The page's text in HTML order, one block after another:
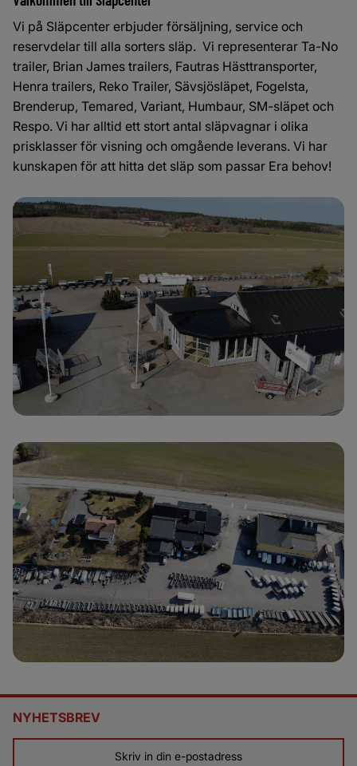
Vi på Släpcenter erbjuder försäljning, service och
reservdelar till alla sorters släp. Vi representerar Ta-No
trailer, Brian James trailers, Fautras Hästtransporter,
Henra trailers, Reko Trailer, Sävsjösläpet, Fogelsta,
Brenderup, Temared, Variant, Humbaur, SM-släpet och
Respo. Vi har alltid ett stort antal släpvagnar i olika
prisklasser för visning och omgående leverans. Vi har
kunskapen för att hitta det släp som passar Era behov!
NYHETSBREV